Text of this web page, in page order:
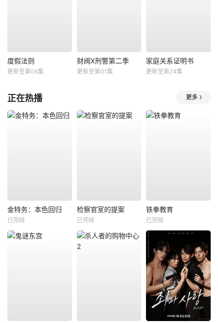
度假法则
更新至第06集
财阀X刑警第二季
更新至第01集
家庭关系证明书
更新至第24集
正在热播 更多
金特务：本色回归
已完结
检察官室的提案
已完结
铁拳教育
已完结